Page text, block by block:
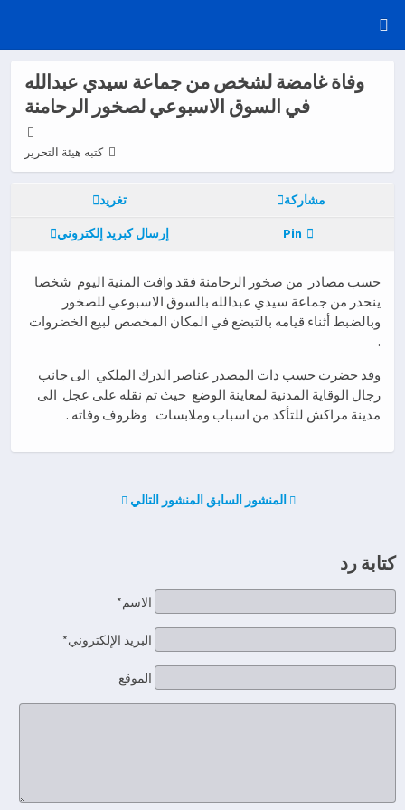
وفاة غامضة لشخص من جماعة سيدي عبدالله
في السوق الاسبوعي لصخور الرحامنة
كتبه هيئة التحرير
مشاركة تغريد
Pin إرسال كبريد إلكتروني
حسب مصادر من صخور الرحامنة فقد وافت المنية اليوم شخصا
ينحدر من جماعة سيدي عبدالله بالسوق الاسبوعي للصخور
وبالضبط أثناء قيامه بالتبضع في المكان المخصص لبيع الخضروات
.
وقد حضرت حسب دات المصدر عناصر الدرك الملكي الى جانب
رجال الوقاية المدنية لمعاينة الوضع حيث تم نقله على عجل الى
مدينة مراكش للتأكد من اسباب وملابسات وظروف وفاته .
المنشور السابق المنشور التالي
كتابة رد
الاسم*
البريد الإلكتروني*
الموقع